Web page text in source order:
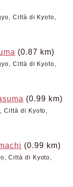
Città di Kyoto,
(0.87 km)
Città di Kyoto,
(0.99 km)
Città di Kyoto,
(0.99 km)
Città di Kyoto,